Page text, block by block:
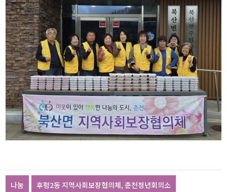
나눔 후평2동 지역사회보장협의체, 춘천청년회의소